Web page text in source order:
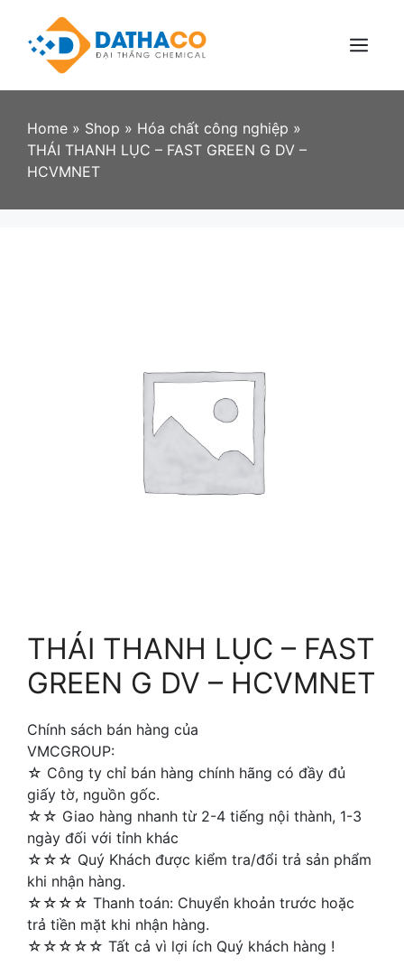
content
Menu
Home » Shop » Hóa chất công nghiệp »
THÁI THANH LỤC – FAST GREEN G DV –
HCVMNET
THÁI THANH LỤC – FAST
GREEN G DV – HCVMNET
Chính sách bán hàng của
VMCGROUP:
☆ Công ty chỉ bán hàng chính hãng có đầy đủ
giấy tờ, nguồn gốc.
☆☆ Giao hàng nhanh từ 2-4 tiếng nội thành, 1-3
ngày đối với tỉnh khác
☆☆☆ Quý Khách được kiểm tra/đổi trả sản phẩm
khi nhận hàng.
☆☆☆☆ Thanh toán: Chuyển khoản trước hoặc
trả tiền mặt khi nhận hàng.
☆☆☆☆☆ Tất cả vì lợi ích Quý khách hàng !